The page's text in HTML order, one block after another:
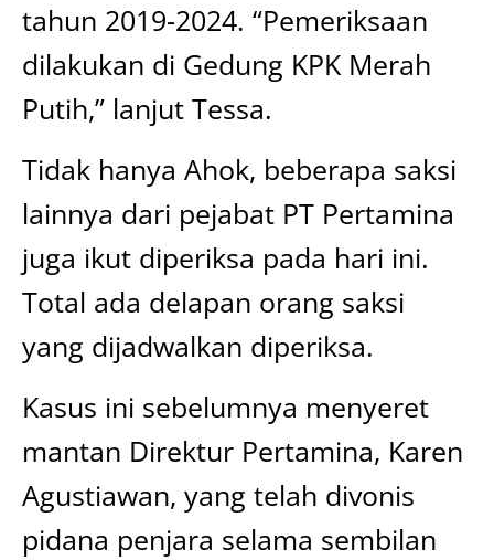
tahun 2019-2024. “Pemeriksaan
dilakukan di Gedung KPK Merah
Putih,” lanjut Tessa.
Tidak hanya Ahok, beberapa saksi
lainnya dari pejabat PT Pertamina
juga ikut diperiksa pada hari ini.
Total ada delapan orang saksi
yang dijadwalkan diperiksa.
Kasus ini sebelumnya menyeret
mantan Direktur Pertamina, Karen
Agustiawan, yang telah divonis
pidana penjara selama sembilan